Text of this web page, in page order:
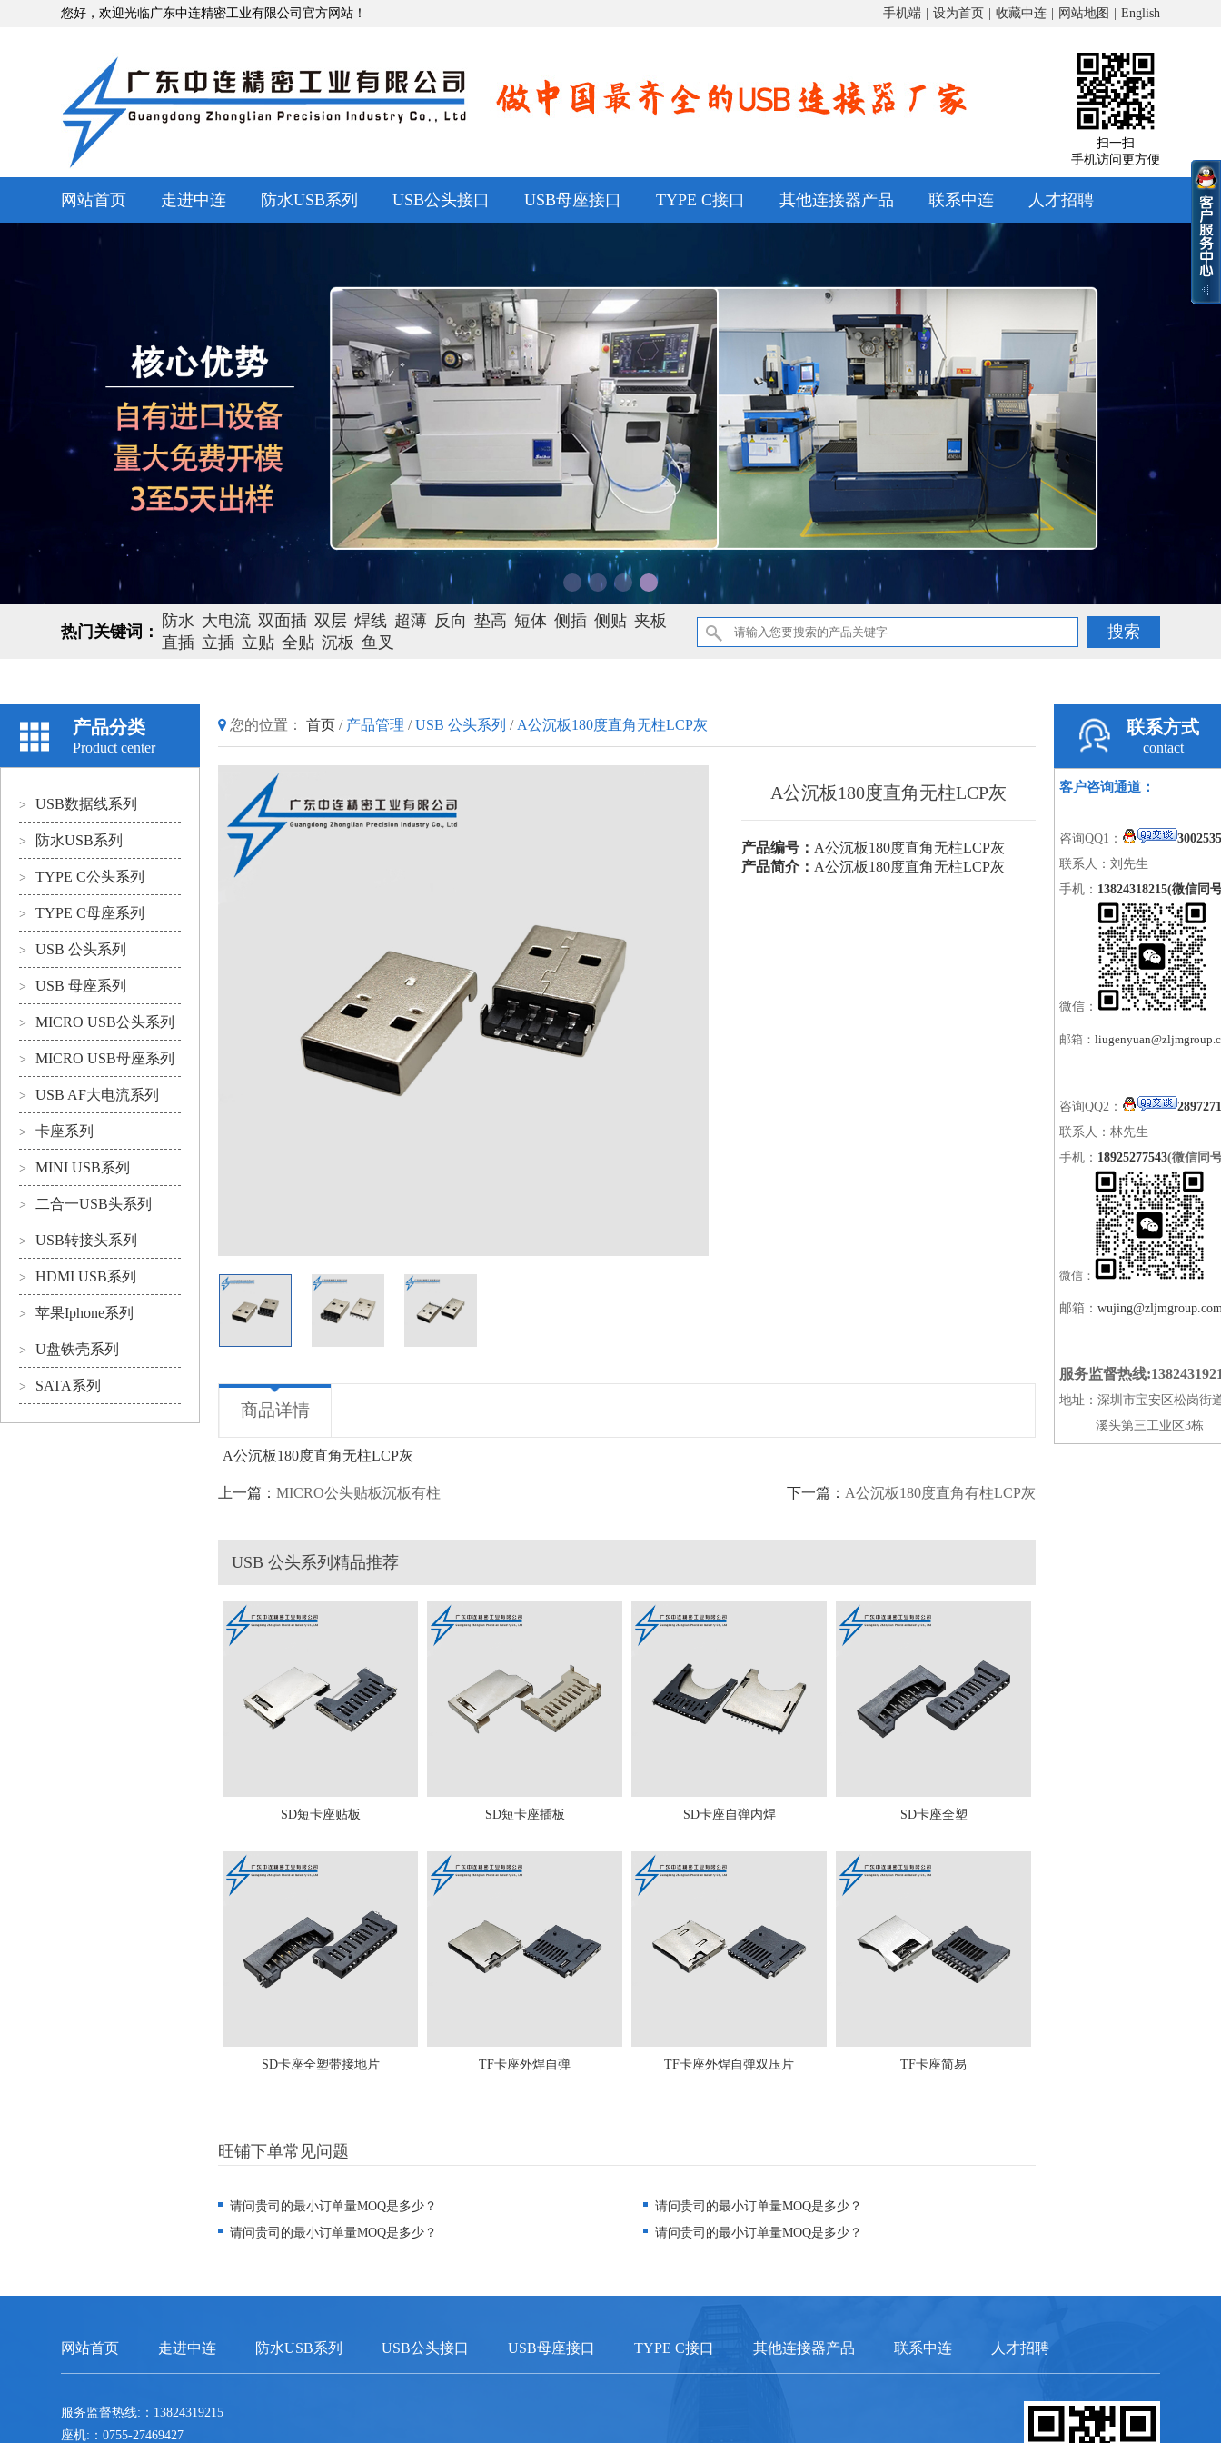
您好，欢迎光临广东中连精密工业有限公司官方网站！ 手机端 设为首页 收藏中连 网站地图 English
扫一扫
手机访问更方便
网站首页 走进中连 防水USB系列 USB公头接口 USB母座接口 TYPE C接口 其他连接器产品 联系中连 人才招聘
热门关键词：
防水 大电流 双面插 双层 焊线 超薄 反向 垫高 短体 侧插 侧贴 夹板
直插 立插 立贴 全贴 沉板 鱼叉
产品分类
Product center
> USB数据线系列
> 防水USB系列
> TYPE C公头系列
> TYPE C母座系列
> USB 公头系列
> USB 母座系列
> MICRO USB公头系列
> MICRO USB母座系列
> USB AF大电流系列
> 卡座系列
> MINI USB系列
> 二合一USB头系列
> USB转接头系列
> HDMI USB系列
> 苹果Iphone系列
> U盘铁壳系列
> SATA系列
您的位置： 首页 / 产品管理 / USB 公头系列 / A公沉板180度直角无柱LCP灰
A公沉板180度直角无柱LCP灰
产品编号： A公沉板180度直角无柱LCP灰
产品简介： A公沉板180度直角无柱LCP灰
商品详情
A公沉板180度直角无柱LCP灰
上一篇： MICRO公头贴板沉板有柱 下一篇： A公沉板180度直角有柱LCP灰
USB 公头系列精品推荐
SD短卡座贴板 SD短卡座插板 SD卡座自弹内焊 SD卡座全塑
SD卡座全塑带接地片 TF卡座外焊自弹 TF卡座外焊自弹双压片 TF卡座简易
旺铺下单常见问题
请问贵司的最小订单量MOQ是多少？
请问贵司的最小订单量MOQ是多少？
请问贵司的最小订单量MOQ是多少？
请问贵司的最小订单量MOQ是多少？
联系方式
contact
客户咨询通道：
咨询QQ1：
联系人：刘先生
手机： 13824318215(微信同
微信：
邮箱：
咨询QQ2：
联系人：林先生
手机： 18925277543(微信同
微信：
邮箱：
服务监督热线
地址：深圳市宝安区松岗街
溪头第三工业区3栋
网站首页 走进中连 防水USB系列 USB公头接口 USB母座接口 TYPE C接口 其他连接器产品 联系中连 人才招聘
服务监督热线:：13824319215
座机:：0755-27469427